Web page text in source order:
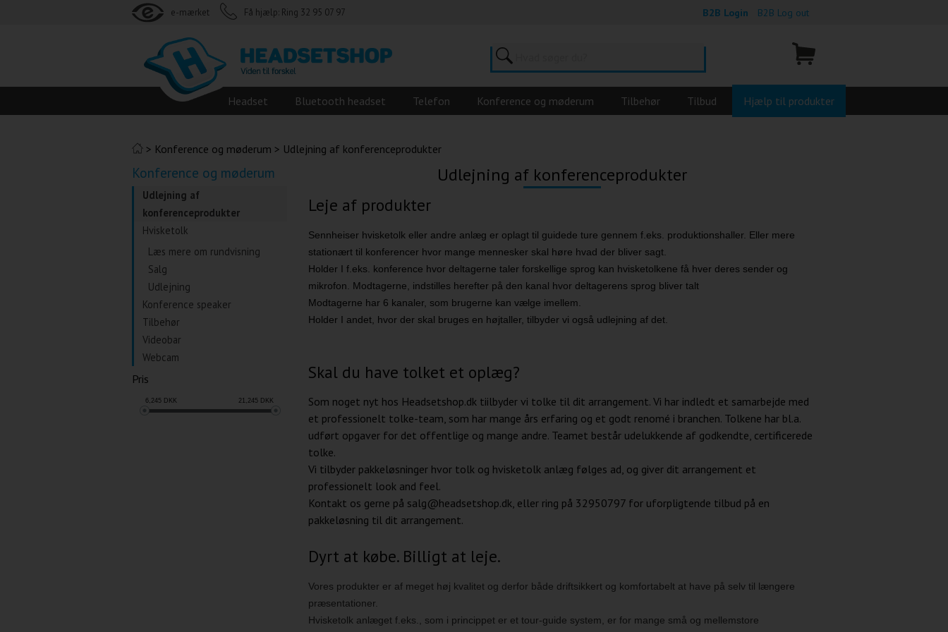
e-mærket Få hjælp: Ring 32 95 07 97 B2B Login B2B Log out
Headset Bluetooth headset Telefon Konference og møderum Tilbehør Tilbud Hjælp til produkter
> Konference og møderum > Udlejning af konferenceprodukter
Konference og møderum
Udlejning af
konferenceprodukter
Hvisketolk
Læs mere om rundvisning
Salg
Udlejning
Konference speaker
Tilbehør
Videobar
Webcam
Pris
6,245 DKK 21,245 DKK
Udlejning af konferenceprodukter
Leje af produkter
Sennheiser hvisketolk eller andre anlæg er oplagt til guidede ture gennem f.eks. produktionshaller. Eller mere
stationært til konferencer hvor mange mennesker skal høre hvad der bliver sagt.
Holder I f.eks. konference hvor deltagerne taler forskellige sprog kan hvisketolkene få hver deres sender og
mikrofon. Modtagerne, indstilles herefter på den kanal hvor deltagerens sprog bliver talt
Modtagerne har 6 kanaler, som brugerne kan vælge imellem.
Holder I andet, hvor der skal bruges en højtaller, tilbyder vi også udlejning af det.
Skal du have tolket et oplæg?
Som noget nyt hos Headsetshop.dk tiilbyder vi tolke til dit arrangement. Vi har indledt et samarbejde med
et professionelt tolke-team, som har mange års erfaring og et godt renomé i branchen. Tolkene har bl.a.
udført opgaver for det offentlige og mange andre. Teamet består udelukkende af godkendte, certificerede
tolke.
Vi tilbyder pakkeløsninger hvor tolk og hvisketolk anlæg følges ad, og giver dit arrangement et
professionelt look and feel.
Kontakt os gerne på salg@headsetshop.dk, eller ring på 32950797 for uforpligtende tilbud på en
pakkeløsning til dit arrangement.
Dyrt at købe. Billigt at leje.
Vores produkter er af meget høj kvalitet og derfor både driftsikkert og komfortabelt at have på selv til længere
præsentationer.
Hvisketolk anlæget f.eks., som i princippet er et tour-guide system, er for mange små og mellemstore